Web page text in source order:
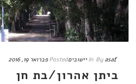
Byasaf
In יישוביםPosted פברואר 19, 2016
ביתן אהרון/בת חן